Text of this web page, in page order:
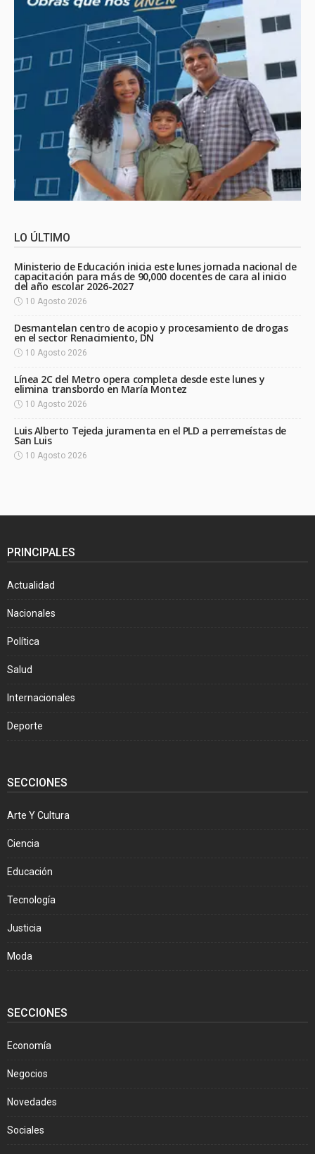
LO ÚLTIMO
Ministerio de Educación inicia este lunes jornada nacional de
capacitación para más de 90,000 docentes de cara al inicio
del año escolar 2026-2027
10 Agosto 2026
Desmantelan centro de acopio y procesamiento de drogas
en el sector Renacimiento, DN
10 Agosto 2026
Línea 2C del Metro opera completa desde este lunes y
elimina transbordo en María Montez
10 Agosto 2026
Luis Alberto Tejeda juramenta en el PLD a perremeístas de
San Luis
10 Agosto 2026
PRINCIPALES
Actualidad
Nacionales
Política
Salud
Internacionales
Deporte
SECCIONES
Arte Y Cultura
Ciencia
Educación
Tecnología
Justicia
Moda
SECCIONES
Economía
Negocios
Novedades
Sociales